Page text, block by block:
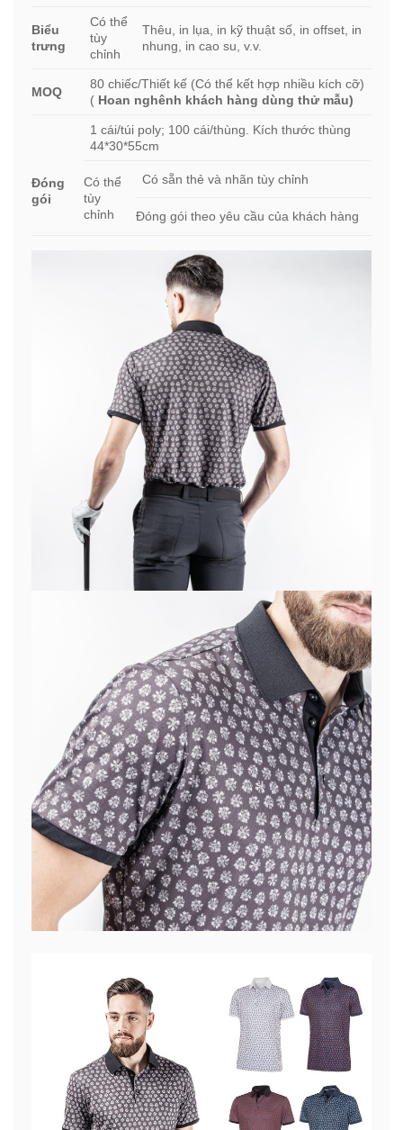
Biểu
trưng
Có thể
tùy
chỉnh
Thêu, in lụa, in kỹ thuật số, in offset, in
nhung, in cao su, v.v.
MOQ
80 chiếc/Thiết kế (Có thể kết hợp nhiều kích cỡ)
( Hoan nghênh khách hàng dùng thử mẫu)
Đóng
gói
1 cái/túi poly; 100 cái/thùng. Kích thước thùng
44*30*55cm
Có thể
tùy
chỉnh
Có sẵn thẻ và nhãn tùy chỉnh
Đóng gói theo yêu cầu của khách hàng